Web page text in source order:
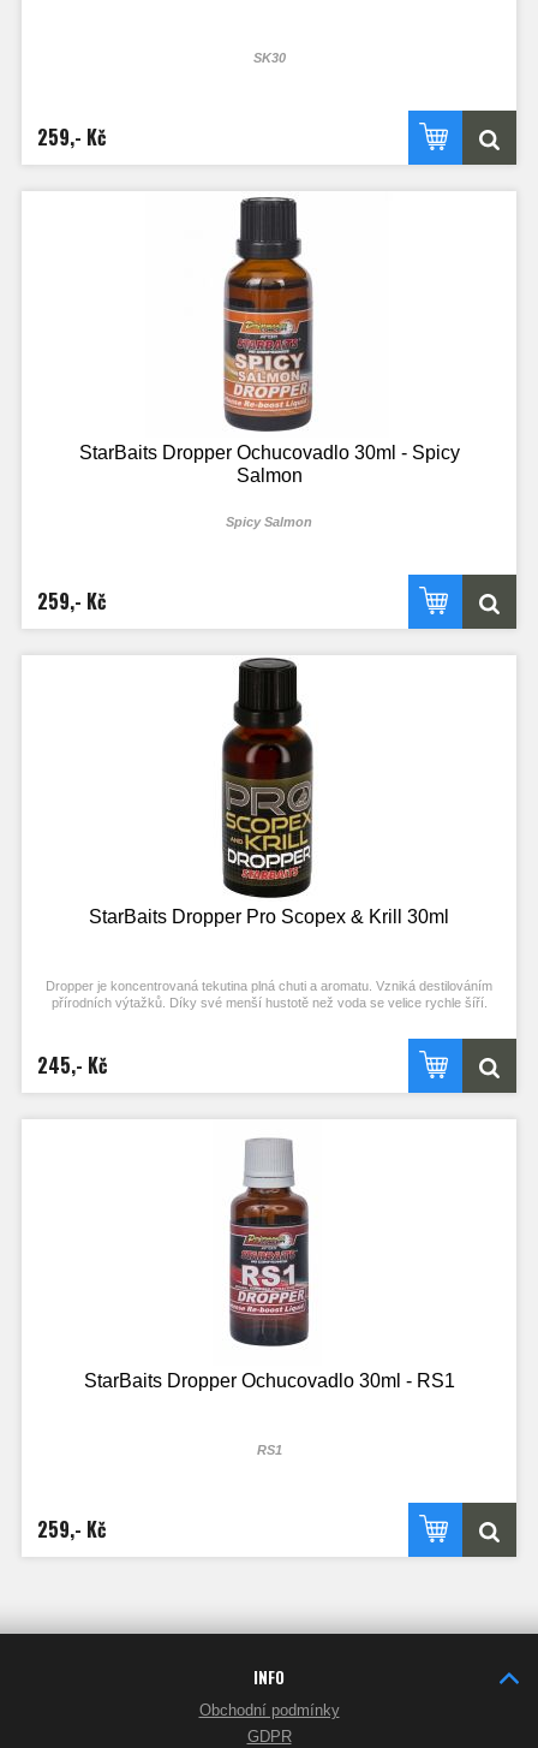
SK30
259,- Kč
StarBaits Dropper Ochucovadlo 30ml - Spicy
Salmon
Spicy Salmon
259,- Kč
StarBaits Dropper Pro Scopex & Krill 30ml
Dropper je koncentrovaná tekutina plná chuti a aromatu. Vzniká destilováním
přírodních výtažků. Díky své menší hustotě než voda se velice rychle šíří.
nástrah na Zig Rig nebo partiklu. Díky své vysoké koncentraci stačí jen pár
245,- Kč
StarBaits Dropper Ochucovadlo 30ml - RS1
RS1
259,- Kč
INFO
Obchodní podmínky
GDPR